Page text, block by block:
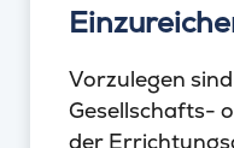
Vorzulegen
Gesellschafts-
der